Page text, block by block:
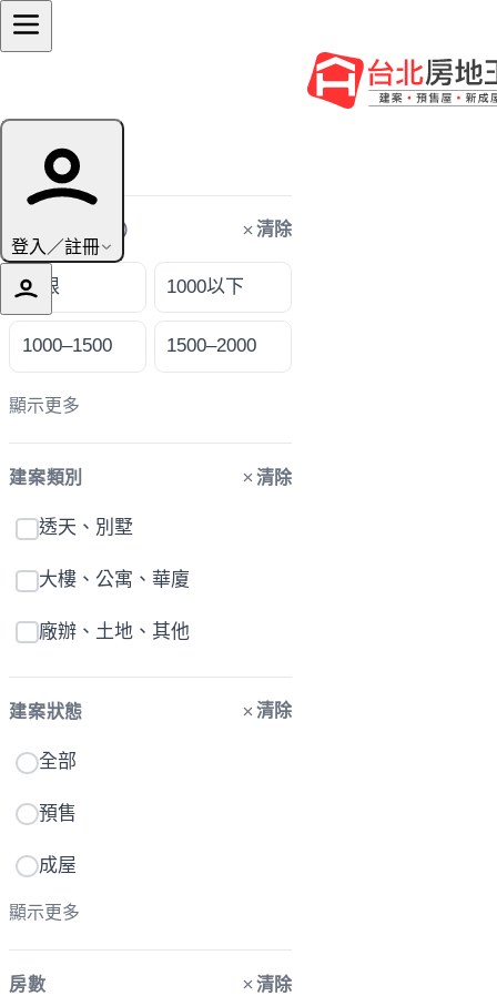
登入／註冊
篩選條件
購屋預算（萬） 清除
不限 1000以下
1000–1500 1500–2000
顯示更多
建案類別 清除
透天、別墅
大樓、公寓、華廈
廠辦、土地、其他
建案狀態 清除
全部
預售
成屋
顯示更多
房數 清除